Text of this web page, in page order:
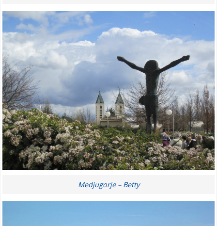
Medjugorje – Betty